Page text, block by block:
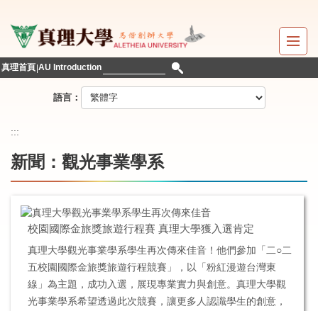
到
主
內
真理首頁 AU Introduction
語言：
:::
新聞：觀光事業學系
校園國際金旅獎旅遊行程賽 真理大學獲入選肯定
真理大學觀光事業學系學生再次傳來佳音！他們參加「二○二
五校園國際金旅獎旅遊行程競賽」，以「粉紅漫遊台灣東
線」為主題，成功入選，展現專業實力與創意。真理大學觀
光事業學系希望透過此次競賽，讓更多人認識學生的創意，